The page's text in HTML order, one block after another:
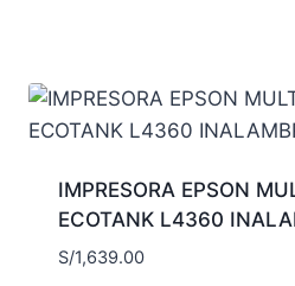
IMPRESORA EPSON
ECOTANK L4360
S/1,639.00